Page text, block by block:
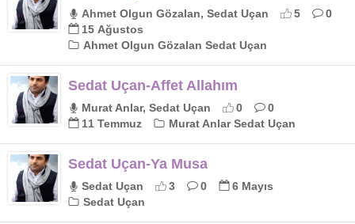
Ahmet Olgun Gözalan, Sedat Uçan 5
0
15 Ağustos
Ahmet Olgun Gözalan Sedat Uçan
Sedat Uçan-Affet Allahım
Murat Anlar, Sedat Uçan 0
0
11 Temmuz
Murat Anlar Sedat Uçan
Sedat Uçan-Ya Musa
Sedat Uçan 3 0
6 Mayıs
Sedat Uçan